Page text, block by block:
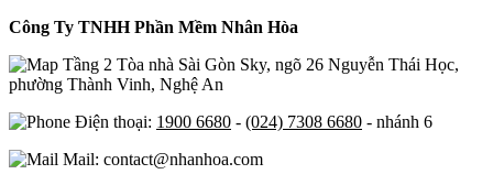
Công Ty TNHH Phần Mềm Nhân Hòa
Tầng 2 Tòa nhà Sài Gòn Sky, ngõ 26 Nguyễn Thái Học,
phường Thành Vinh, Nghệ An
Điện thoại: 1900 6680 - (024) 7308 6680 - nhánh 6
Mail: contact@nhanhoa.com